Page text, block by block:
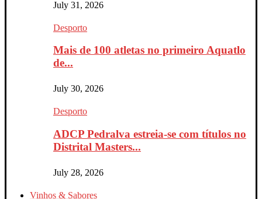
July 31, 2026
Desporto
Mais de 100 atletas no primeiro Aquatlo
de...
July 30, 2026
Desporto
ADCP Pedralva estreia-se com títulos no
Distrital Masters...
July 28, 2026
Vinhos & Sabores